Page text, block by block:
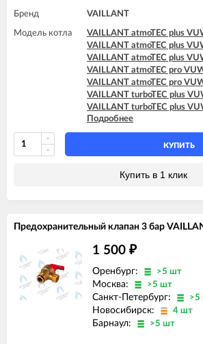
Бренд VAILLANT
Модель котла
VAILLANT atmoTEC plus
VAILLANT atmoTEC plus
VAILLANT atmoTEC plus
VAILLANT atmoTEC pro
VAILLANT atmoTEC pro
VAILLANT turboTEC plus
VAILLANT turboTEC plus
VAILLANT turboTEC plus
VAILLANT turboTEC pro
VAILLANT turboTEC pro
Подробнее
КУПИТЬ
Купить в 1 клик
Предохранительный клапан 3 бар
1 500 ₽
Оренбург: >5 шт
Москва: >5 шт
Санкт-Петербург: >5
Новосибирск: 4 шт
Барнаул: >5 шт